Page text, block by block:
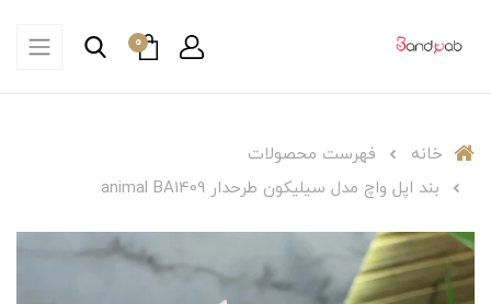
0
خانه
فهرست محصولات
بند اپل واچ مدل سیلیکون طرحدار animal BA1409